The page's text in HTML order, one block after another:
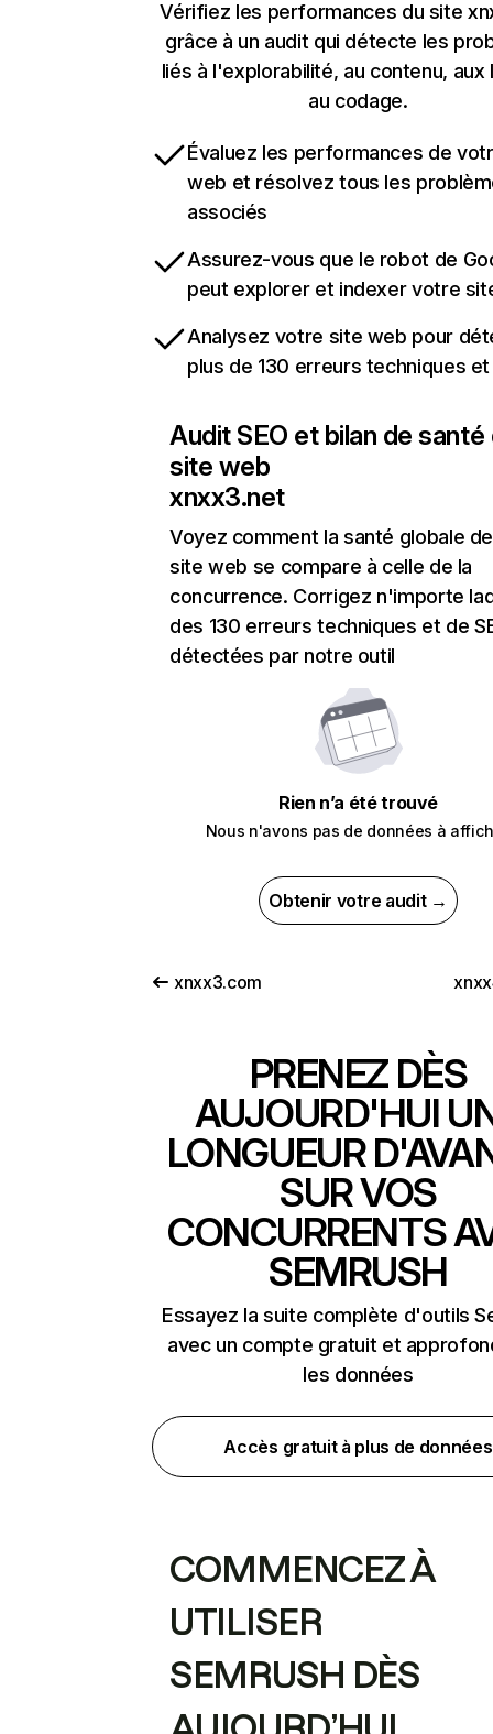
Vérifiez les performances du site
grâce à un audit qui détecte les
liés à l'explorabilité, au contenu, aux
au codage.
Évaluez les performances de
web et résolvez tous les
associés
Assurez-vous que le robot de
peut explorer et indexer votre
Analysez votre site web pour
plus de 130 erreurs techniques et
Audit SEO et bilan de santé
site web
xnxx3.net
Voyez comment la santé globale
site web se compare à celle de la
concurrence. Corrigez n'importe
des 130 erreurs techniques et de
détectées par notre outil
Rien n’a été trouvé
Nous n'avons pas de données à
Obtenir votre audit →
xnxx3.com
PRENEZ DÈS
AUJOURD'HUI
LONGUEUR
SUR VOS
CONCURRENTS
SEMRUSH
Essayez la suite complète d'outils
avec un compte gratuit et
les données
Accès gratuit à plus de données
COMMENCEZ À
UTILISER
SEMRUSH DÈS